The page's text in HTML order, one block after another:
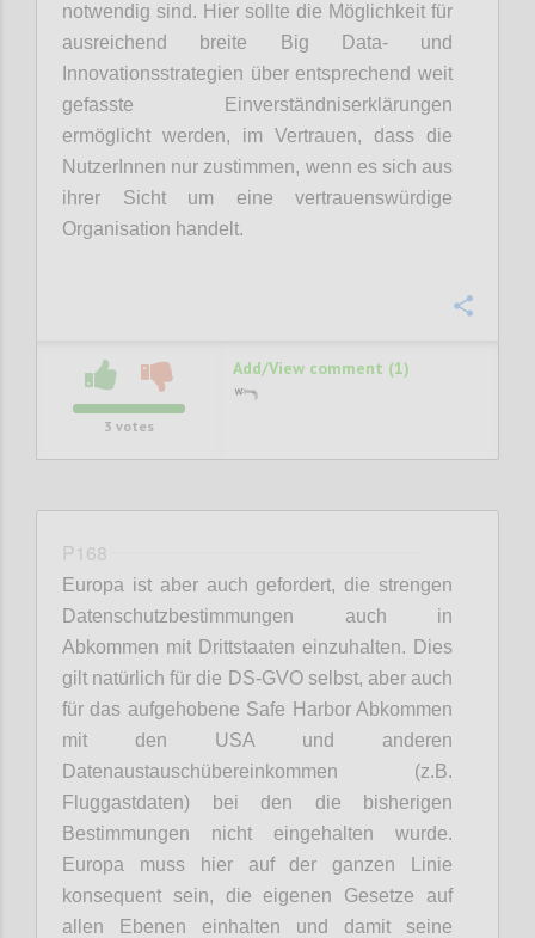
notwendig sind. Hier sollte die Möglichkeit für
ausreichend breite Big Data- und
Innovationsstrategien über entsprechend weit
gefasste Einverständniserklärungen
ermöglicht werden, im Vertrauen, dass die
NutzerInnen nur zustimmen, wenn es sich aus
ihrer Sicht um eine vertrauenswürdige
Organisation handelt.
3 votes
Add/View comment (1)
P168
Europa ist aber auch gefordert, die strengen
Datenschutzbestimmungen auch in
Abkommen mit Drittstaaten einzuhalten. Dies
gilt natürlich für die DS-GVO selbst, aber auch
für das aufgehobene Safe Harbor Abkommen
mit den USA und anderen
Datenaustauschübereinkommen (z.B.
Fluggastdaten) bei den die bisherigen
Bestimmungen nicht eingehalten wurde.
Europa muss hier auf der ganzen Linie
konsequent sein, die eigenen Gesetze auf
allen Ebenen einhalten und damit seine